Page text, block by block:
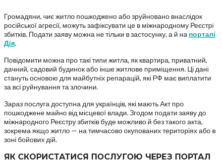
Громадяни, чиє житло пошкоджено або зруйновано внаслідок
російської агресії, можуть зафіксувати це в міжнародному Реєстрі
збитків. Подати заяву можна не тільки в застосунку, а й на порталі
Дія.
Повідомити можна про такі типи житла, як квартира, приватний,
дачний, садовий будинок або інше житлове приміщення. Ці дані
стануть основою для майбутніх репарацій, які РФ має виплатити
за всі руйнування та злочини.
Зараз послуга доступна для українців, які мають Акт про
пошкоджене майно від місцевої влади. Згодом подати заяву до
міжнародного Реєстру збитків буде можливо й без такого акта,
зокрема якщо житло — на тимчасово окупованих територіях або в
зоні бойових дій.
ЯК СКОРИСТАТИСЯ ПОСЛУГОЮ ЧЕРЕЗ ПОРТАЛ